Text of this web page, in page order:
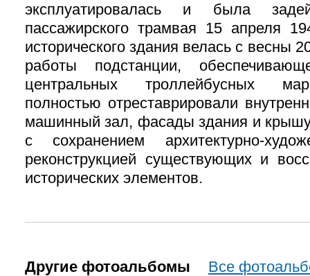
эксплуатировалась и была
пассажирского трамвая 15 апреля
исторического здания велась с весны
работы подстанции,
центральных троллейбусных
полностью отреставрировали
машинный зал, фасады здания и
с сохранением архитектурно-
реконструкцией существующих и
исторических элементов.
Другие фотоальбомы Все